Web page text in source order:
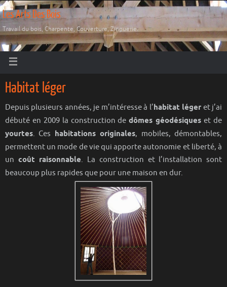
Les Arts Des Bois
Travail du bois, Charpente, Couverture, Zinguerie.
Habitat léger
Depuis plusieurs années, je m’intéresse à l’habitat léger et j’ai
débuté en 2009 la construction dedômes géodésiques et de
yourtes. Ces habitations originales, mobiles, démontables,
permettent un mode de vie qui apporte autonomie et liberté, à
un coût raisonnable. La construction et l’installation sont
beaucoup plus rapides que pour une maison en dur.